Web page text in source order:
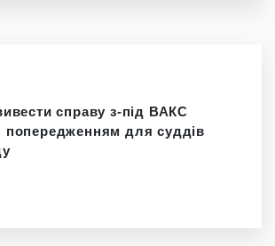
справу з-під ВАКС
попередженням для суддів